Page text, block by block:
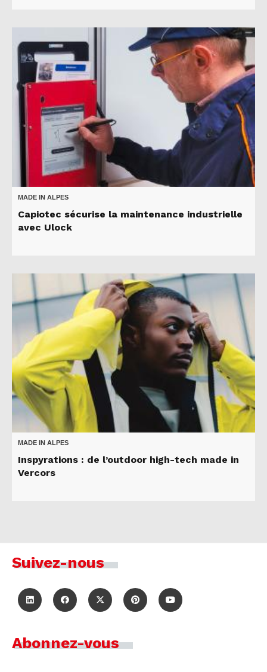
MADE IN ALPES
Capiotec sécurise la maintenance industrielle
avec Ulock
MADE IN ALPES
Inspyrations : de l’outdoor high-tech made in
Vercors
Suivez-nous
Abonnez-vous